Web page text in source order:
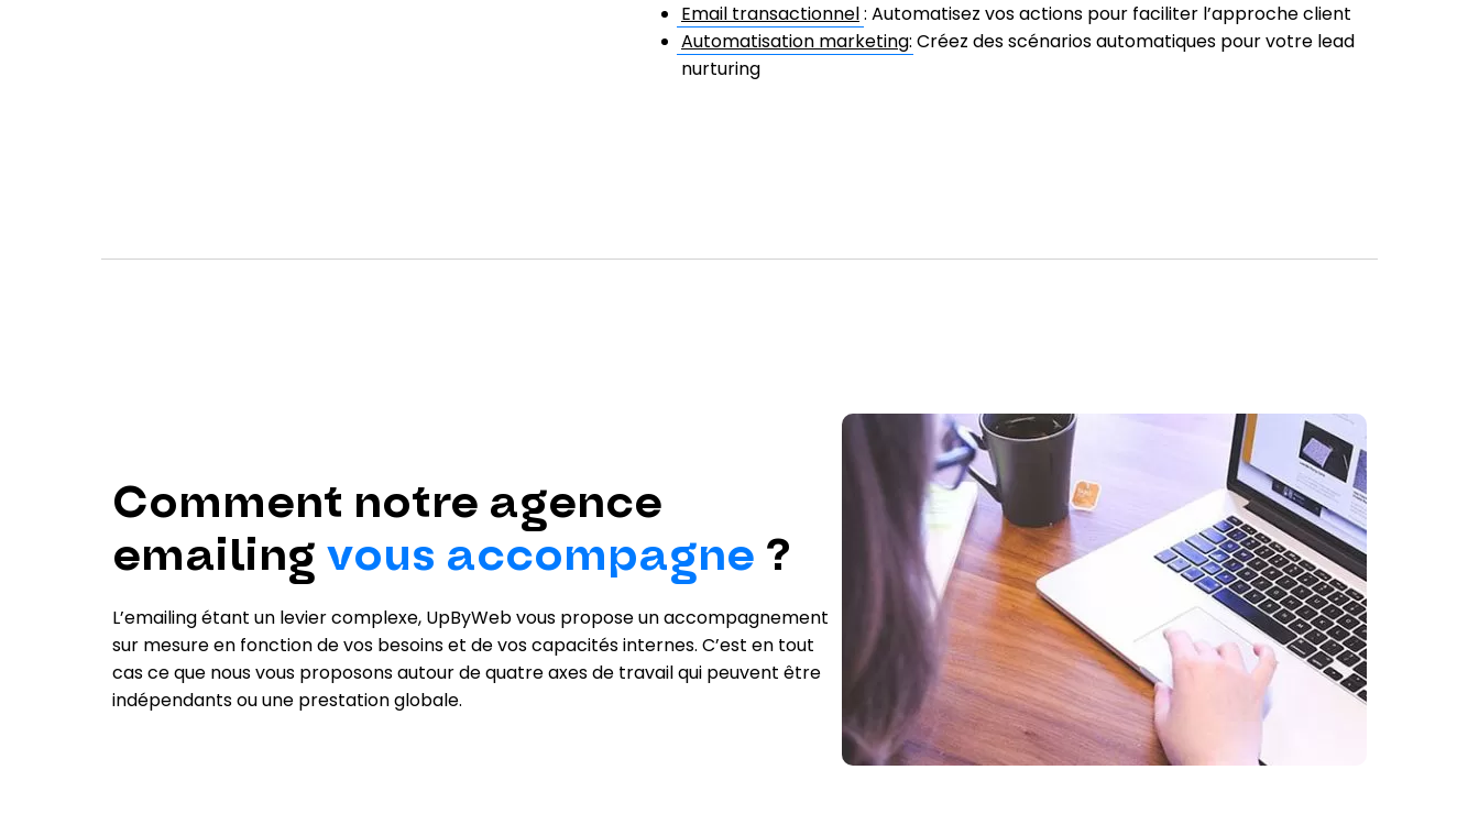
Email transactionnel: Automatisez vos actions pour faciliter l’approche client
Automatisation marketing: Créez des scénarios automatiques pour votre lead
nurturing
Comment notre agence
emailing vous accompagne ?
L’emailing étant un levier complexe, UpByWeb vous propose un accompagnement
sur mesure en fonction de vos besoins et de vos capacités internes. C’est en tout
cas ce que nous vous proposons autour de quatre axes de travail qui peuvent être
indépendants ou une prestation globale.